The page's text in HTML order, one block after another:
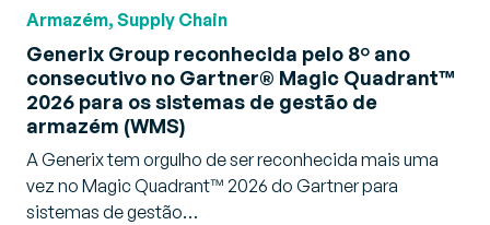
Armazém, Supply Chain
Generix Group reconhecida pelo 8º ano
consecutivo no Gartner® Magic Quadrant™
2026 para os sistemas de gestão de
armazém (WMS)
A Generix tem orgulho de ser reconhecida mais uma
vez no Magic Quadrant™ 2026 do Gartner para
sistemas de gestão…